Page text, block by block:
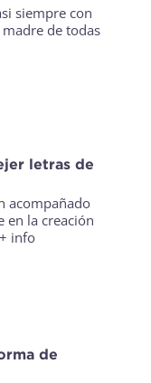
siempre con
de todas
letras de
acompañado
en la creación
+ info
de